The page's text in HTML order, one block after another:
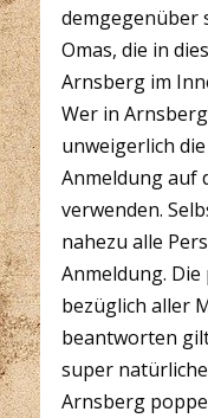
demgegenüber
Omas, die in
Arnsberg im
Wer in
unweigerlich
Anmeldung auf
verwenden.
nahezu alle
Anmeldung.
bezüglich aller
beantworten
super
Arnsberg